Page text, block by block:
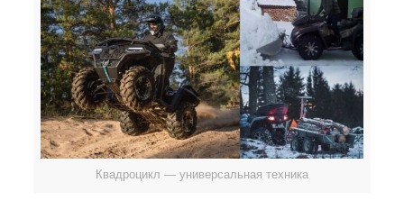
Квадроцикл — универсальная техника